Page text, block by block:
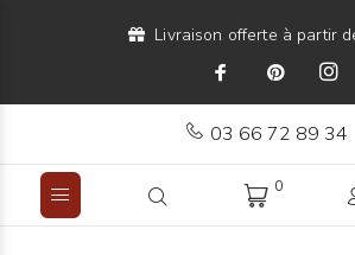
Livraison offerte à partir
03 66 72 89 34
0